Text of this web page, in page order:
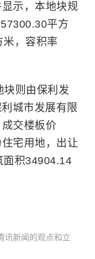
示，本地块规
平方
，容积率
则由保利发
城市发展有限
交楼板价
宅用地，出让
面积34904.14
讯新闻的观点和立